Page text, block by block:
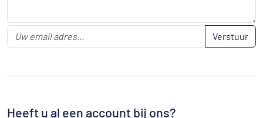
Verstuur
Heeft u al een account bij ons?